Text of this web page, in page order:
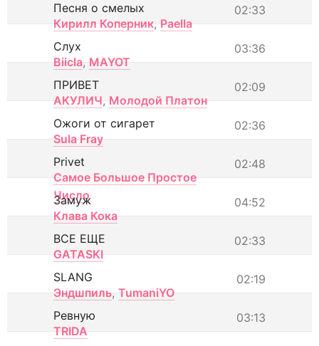
02:33
Песня о смелых
Кирилл Коперник, Paella
03:36
Слух
Biicla, MAYOT
02:09
ПРИВЕТ
АКУЛИЧ, Молодой Платон
02:36
Ожоги от сигарет
Sula Fray
02:48
Privet
Самое Большое Простое
Число
04:52
Замуж
Клава Кока
02:33
ВСЕ ЕЩЕ
GATASKI
02:19
SLANG
Эндшпиль, TumaniYO
03:13
Ревную
TRIDA